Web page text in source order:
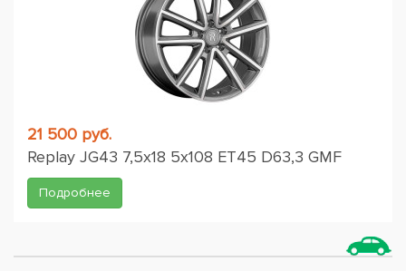
21 500 руб.
Replay JG43 7,5x18 5x108 ET45 D63,3 GMF
Подробнее